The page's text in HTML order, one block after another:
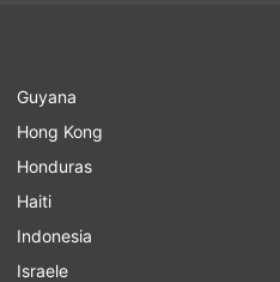
Guyana
Hong Kong
Honduras
Haiti
Indonesia
Israele